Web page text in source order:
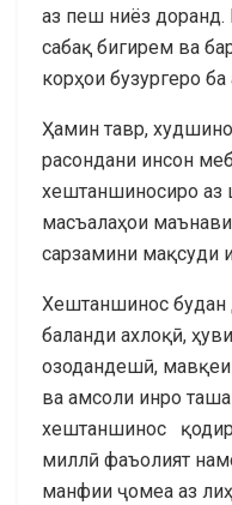
аз пеш ниёз доранд.
сабақ бигирем ва
корҳои бузургеро
Ҳамин тавр,
расондани инсон
хештаншиносиро аз
масъалаҳои
сарзамини мақсуди
Хештаншинос будан
баланди ахлоқӣ,
озодандешӣ,
ва амсоли инро
хештаншинос қодир
миллӣ фаъолият
манфии ҷомеа аз